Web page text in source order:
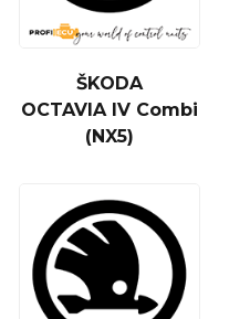
ŠKODA
OCTAVIA IV Combi
(NX5)